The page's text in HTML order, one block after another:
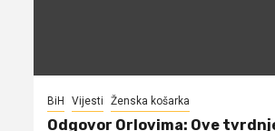
BiH Vijesti Ženska košarka
Odgovor Orlovima: ​Ove